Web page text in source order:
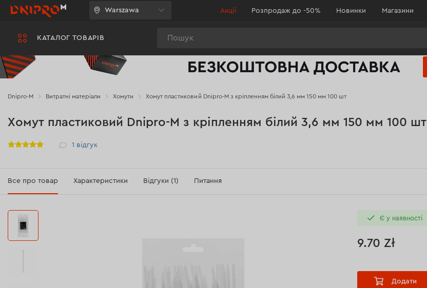
КАТАЛОГ ТОВАРІВ
Warszawa Акції Розпродаж до -50% Новинки Магазини
Dnipro-M Витратні матеріали Хомути Хомут пластиковий Dnipro-M з кріпленням білий 3,6 мм 150 мм 100 шт
Хомут пластиковий Dnipro-M з кріпленням білий 3,6 мм 150 мм 100 шт
Рейтинг 1 відгук
Все про товар Характеристики Відгуки (1) Питання
Є у наявності
9.70 Zł
Додати